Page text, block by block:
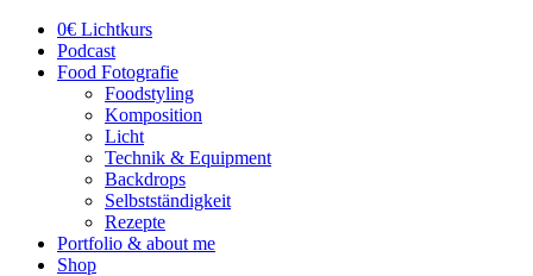
0€ Lichtkurs
Podcast
Food Fotografie
Foodstyling
Komposition
Licht
Technik & Equipment
Backdrops
Selbstständigkeit
Rezepte
Portfolio & about me
Shop